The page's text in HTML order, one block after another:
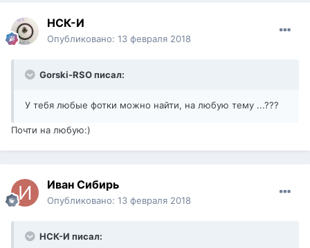
НСК-И
Опубликовано: 13 февраля 2018
Gorski-RSO писал:
У тебя любые фотки можно найти, на любую тему ...???
Почти на любую:)
Иван Сибирь
Опубликовано: 13 февраля 2018
НСК-И писал: